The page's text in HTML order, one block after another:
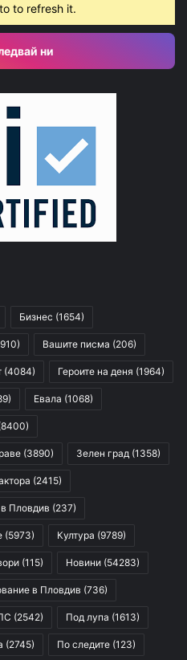
to refresh it.
ни
Бизнес (1654)
Вашите писма (206)
(4084) Героите на деня (1964)
Евала (1068)
(3890) Зелен град (1358)
(2415)
Пловдив (237)
(5973) Култура (9789)
(115) Новини (54283)
в Пловдив (736)
(2542) Под лупа (1613)
(2745) По следите (123)